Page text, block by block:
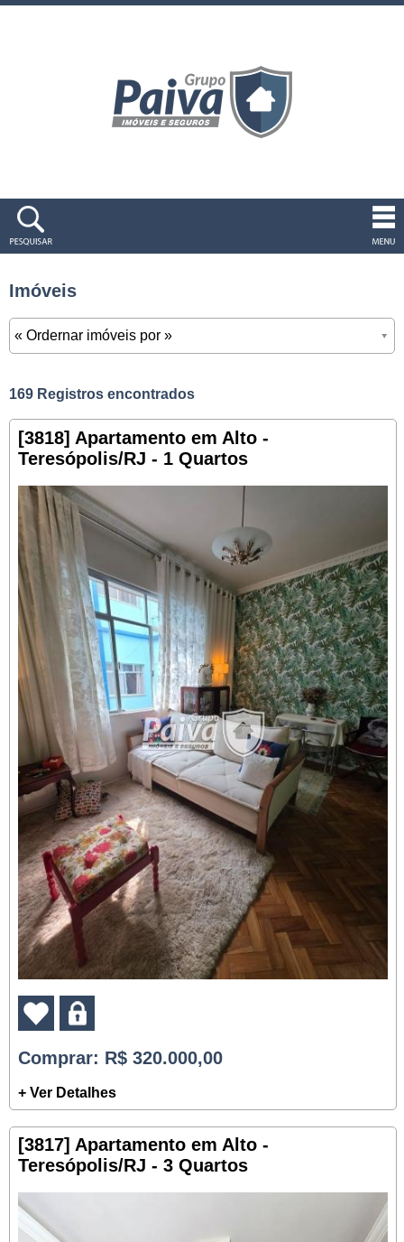
Imóveis
169 Registros encontrados
[3818] Apartamento em Alto -
Teresópolis/RJ - 1 Quartos
Comprar: R$ 320.000,00
+ Ver Detalhes
[3817] Apartamento em Alto -
Teresópolis/RJ - 3 Quartos